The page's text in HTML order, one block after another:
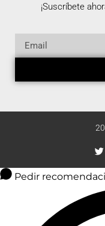
¡Suscríbete
Pedir